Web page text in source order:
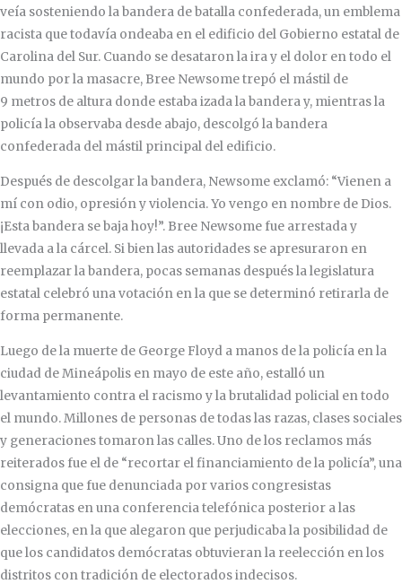
veía sosteniendo la bandera de batalla confederada, un emblema
racista que todavía ondeaba en el edificio del Gobierno estatal de
Carolina del Sur. Cuando se desataron la ira y el dolor en todo el
mundo por la masacre, Bree Newsome trepó el mástil de
9 metros de altura donde estaba izada la bandera y, mientras la
policía la observaba desde abajo, descolgó la bandera
confederada del mástil principal del edificio.
Después de descolgar la bandera, Newsome exclamó: “Vienen a
mí con odio, opresión y violencia. Yo vengo en nombre de Dios.
¡Esta bandera se baja hoy!”. Bree Newsome fue arrestada y
llevada a la cárcel. Si bien las autoridades se apresuraron en
reemplazar la bandera, pocas semanas después la legislatura
estatal celebró una votación en la que se determinó retirarla de
forma permanente.
Luego de la muerte de George Floyd a manos de la policía en la
ciudad de Mineápolis en mayo de este año, estalló un
levantamiento contra el racismo y la brutalidad policial en todo
el mundo. Millones de personas de todas las razas, clases sociales
y generaciones tomaron las calles. Uno de los reclamos más
reiterados fue el de “recortar el financiamiento de la policía”, una
consigna que fue denunciada por varios congresistas
demócratas en una conferencia telefónica posterior a las
elecciones, en la que alegaron que perjudicaba la posibilidad de
que los candidatos demócratas obtuvieran la reelección en los
distritos con tradición de electorados indecisos.